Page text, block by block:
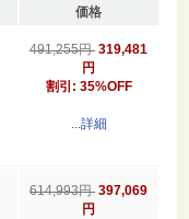
価格
491,255円 319,481
円
割引: 35%OFF
...詳細
614,993円 397,069
円